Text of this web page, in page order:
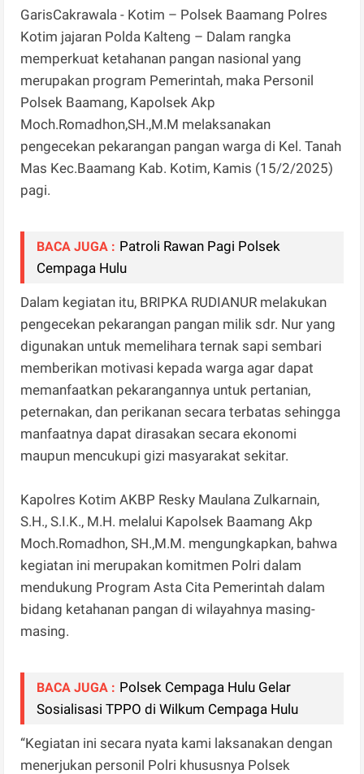
GarisCakrawala - Kotim – Polsek Baamang Polres
Kotim jajaran Polda Kalteng – Dalam rangka
memperkuat ketahanan pangan nasional yang
merupakan program Pemerintah, maka Personil
Polsek Baamang, Kapolsek Akp
Moch.Romadhon,SH.,M.M melaksanakan
pengecekan pekarangan pangan warga di Kel. Tanah
Mas Kec.Baamang Kab. Kotim, Kamis (15/2/2025)
pagi.
BACA JUGA : Patroli Rawan Pagi Polsek
Cempaga Hulu
Dalam kegiatan itu, BRIPKA RUDIANUR melakukan
pengecekan pekarangan pangan milik sdr. Nur yang
digunakan untuk memelihara ternak sapi sembari
memberikan motivasi kepada warga agar dapat
memanfaatkan pekarangannya untuk pertanian,
peternakan, dan perikanan secara terbatas sehingga
manfaatnya dapat dirasakan secara ekonomi
maupun mencukupi gizi masyarakat sekitar.
Kapolres Kotim AKBP Resky Maulana Zulkarnain,
S.H., S.I.K., M.H. melalui Kapolsek Baamang Akp
Moch.Romadhon, SH.,M.M. mengungkapkan, bahwa
kegiatan ini merupakan komitmen Polri dalam
mendukung Program Asta Cita Pemerintah dalam
bidang ketahanan pangan di wilayahnya masing-
masing.
BACA JUGA : Polsek Cempaga Hulu Gelar
Sosialisasi TPPO di Wilkum Cempaga Hulu
“Kegiatan ini secara nyata kami laksanakan dengan
menerjukan personil Polri khususnya Polsek